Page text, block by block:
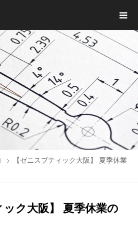
【ゼニスブティック大阪】 夏季休業
ック大阪】 夏季休業の